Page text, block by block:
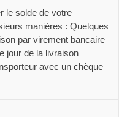
le solde de votre
manières : Quelques
par virement bancaire
jour de la livraison
avec un chèque